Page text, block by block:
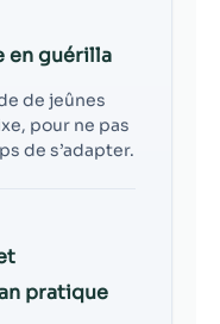
en guérilla
de jeûnes
pour ne pas
de s’adapter.
pratique